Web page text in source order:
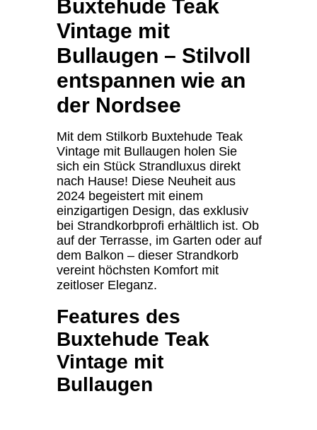
Buxtehude Teak
Vintage mit
Bullaugen – Stilvoll
entspannen wie an
der Nordsee
Mit dem Stilkorb Buxtehude Teak
Vintage mit Bullaugen holen Sie
sich ein Stück Strandluxus direkt
nach Hause! Diese Neuheit aus
2024 begeistert mit einem
einzigartigen Design, das exklusiv
bei Strandkorbprofi erhältlich ist. Ob
auf der Terrasse, im Garten oder auf
dem Balkon – dieser Strandkorb
vereint höchsten Komfort mit
zeitloser Eleganz.
Features des
Buxtehude Teak
Vintage mit
Bullaugen